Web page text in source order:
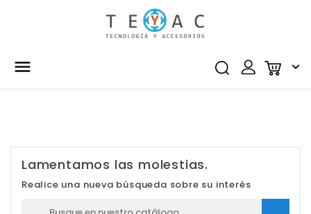
 
Lamentamos las molestias.
Realice una nueva búsqueda sobre su interés